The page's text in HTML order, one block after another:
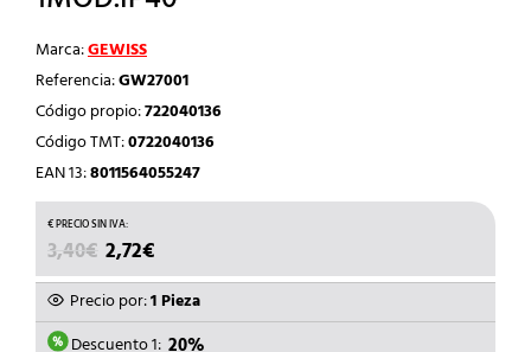
Marca:GEWISS
Referencia:GW27001
Código propio:722040136
Código TMT:0722040136
EAN 13:8011564055247
3,40€ EL
PRECIO
ORIGINAL
ERA:
2,72€
PRECIO
ACTUAL
ES:
Precio por:1 Pieza
Descuento 1: 20%